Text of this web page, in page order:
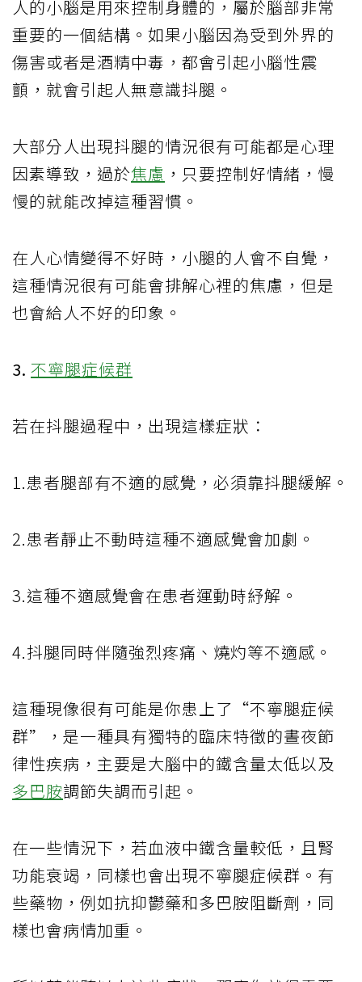
人的小腦是用來控制身體的，屬於腦部非常
重要的一個結構。如果小腦因為受到外界的
傷害或者是酒精中毒，都會引起小腦性震
顫，就會引起人無意識抖腿。
大部分人出現抖腿的情況很有可能都是心理
因素導致，過於焦慮 ，只要控制好情緒，慢
慢的就能改掉這種習慣。
在人心情變得不好時，小腿的人會不自覺，
這種情況很有可能會排解心裡的焦慮，但是
也會給人不好的印象。
3. 不寧腿症候群
若在抖腿過程中，出現這樣症狀：
1.患者腿部有不適的感覺，必須靠抖腿緩解。
2.患者靜止不動時這種不適感覺會加劇。
3.這種不適感覺會在患者運動時紓解。
4.抖腿同時伴隨強烈疼痛、燒灼等不適感。
這種現像很有可能是你患上了“不寧腿症候
群”，是一種具有獨特的臨床特徵的晝夜節
律性疾病，主要是大腦中的鐵含量太低以及
多巴胺調節失調而引起。
在一些情況下，若血液中鐵含量較低，且腎
功能衰竭，同樣也會出現不寧腿症候群。有
些藥物，例如抗抑鬱藥和多巴胺阻斷劑，同
樣也會病情加重。